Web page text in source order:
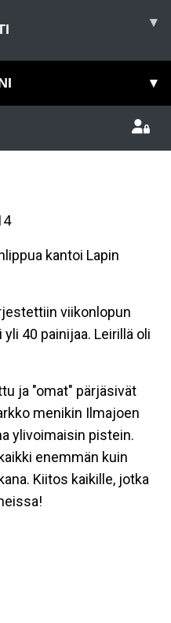
▾
▾
kantoi Lapin
viikonlopun
40 painijaa. Leirillä oli
ja "omat" pärjäsivät
menikin Ilmajoen
ylivoimaisin pistein.
enemmän kuin
Kiitos kaikille, jotka